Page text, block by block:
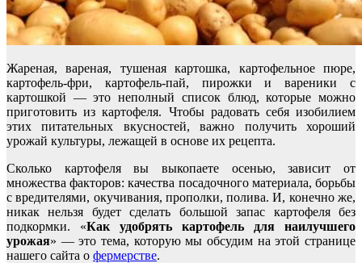
Жареная, вареная, тушеная картошка, картофельное пюре,
картофель-фри, картофель-пай, пирожки и вареники с
картошкой — это неполный список блюд, которые можно
приготовить из картофеля. Чтобы радовать себя изобилием
этих питательных вкусностей, важно получить хороший
урожай культуры, лежащей в основе их рецепта.
Сколько картофеля вы выкопаете осенью, зависит от
множества факторов: качества посадочного материала, борьбы
с вредителями, окучивания, прополки, полива. И, конечно же,
никак нельзя будет сделать большой запас картофеля без
подкормки. «Как удобрять картофель для наилучшего
урожая» — это тема, которую мы обсудим на этой странице
нашего сайта о фермерстве.